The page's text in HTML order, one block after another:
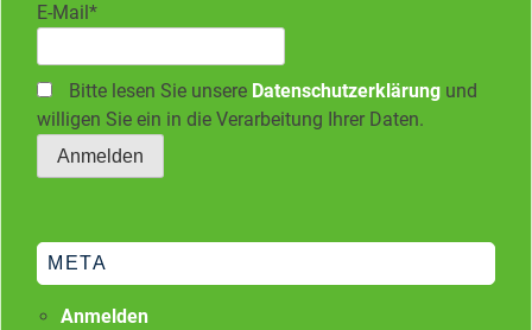
E-Mail*
Bitte lesen Sie unsere Datenschutzerklärung und
willigen Sie ein in die Verarbeitung Ihrer Daten.
META
Anmelden